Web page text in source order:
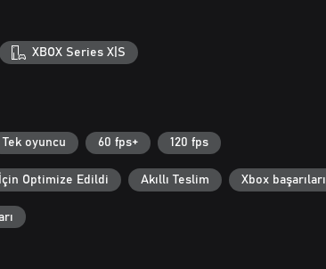
XBOX Series X|S
Tek oyuncu 60 fps+ 120 fps
Optimize Edildi Akıllı Teslim Xbox başarıları